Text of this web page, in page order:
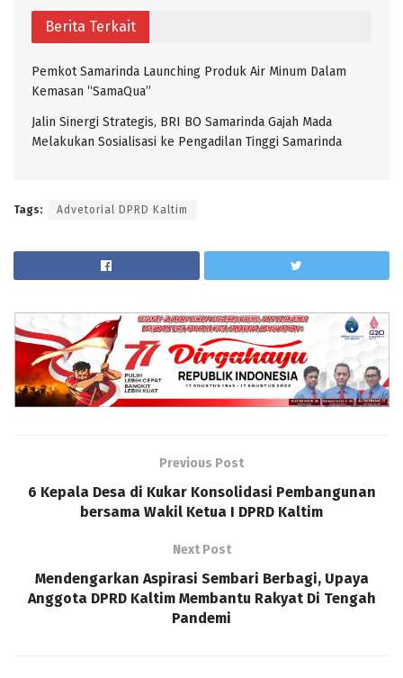
Berita Terkait
Pemkot Samarinda Launching Produk Air Minum Dalam
Kemasan “SamaQua”
Jalin Sinergi Strategis, BRI BO Samarinda Gajah Mada
Melakukan Sosialisasi ke Pengadilan Tinggi Samarinda
Tags: Advetorial DPRD Kaltim
Previous Post
6 Kepala Desa di Kukar Konsolidasi Pembangunan
bersama Wakil Ketua I DPRD Kaltim
Next Post
Mendengarkan Aspirasi Sembari Berbagi, Upaya
Anggota DPRD Kaltim Membantu Rakyat Di Tengah
Pandemi